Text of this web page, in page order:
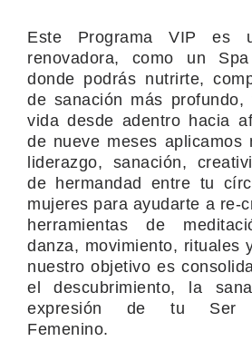
Este Programa VIP es
renovadora, como un
donde podrás nutrirte,
de sanación más profundo,
vida desde adentro hacia
de nueve meses aplicamos
liderazgo, sanación,
de hermandad entre tu
mujeres para ayudarte a re-
herramientas de
danza, movimiento, rituales
nuestro objetivo es
el descubrimiento, la
expresión de tu Ser
Femenino.